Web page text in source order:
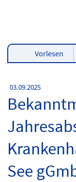
Vorlesen
03.09.2025
See